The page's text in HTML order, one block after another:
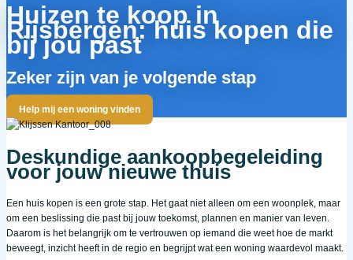
Huizen te koop in
Rijsbergen: huis kopen die
bij jou past
Zeker zijn van je volgende stap
Help mij een woning vinden
Deskundige aankoopbegeleiding
voor jouw nieuwe thuis
Een huis kopen is een grote stap. Het gaat niet alleen om een woonplek, maar
om een beslissing die past bij jouw toekomst, plannen en manier van leven.
Daarom is het belangrijk om te vertrouwen op iemand die weet hoe de markt
beweegt, inzicht heeft in de regio en begrijpt wat een woning waardevol maakt.